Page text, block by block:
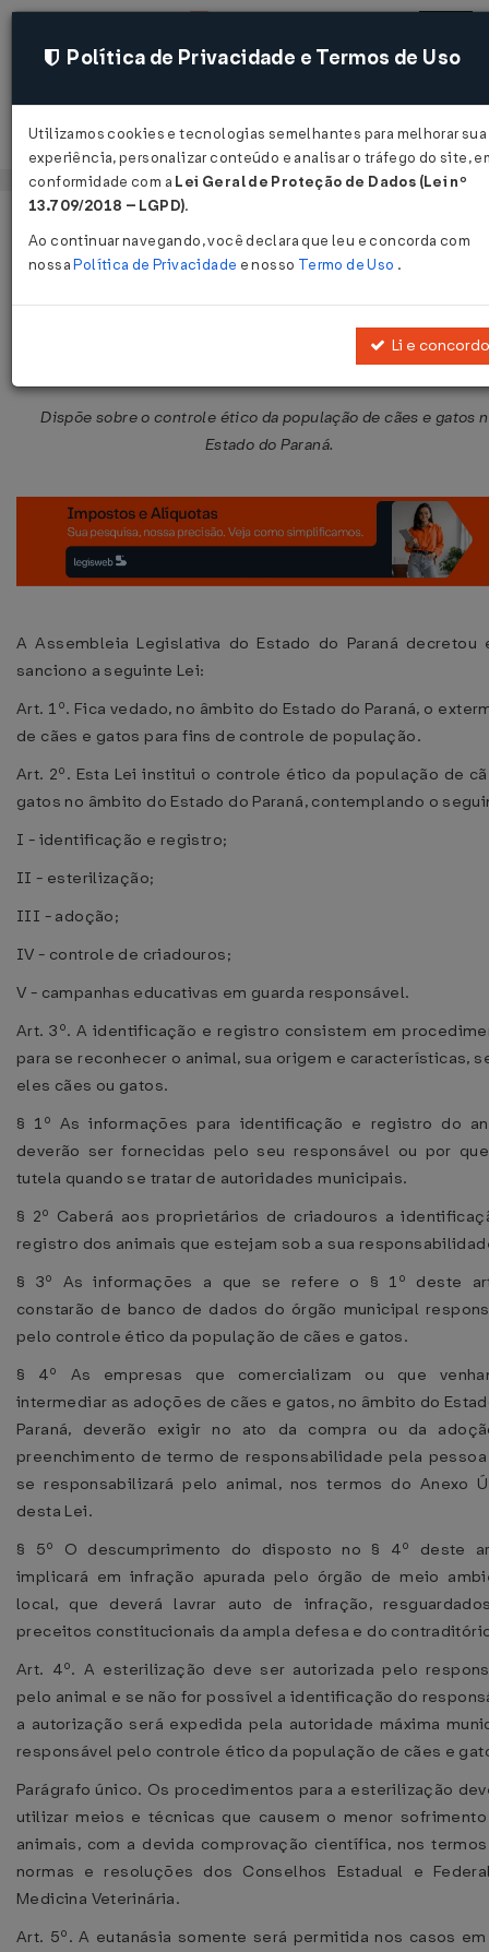
Acessar
Publicado no DOE - PR em 19 dez 2012
Dispõe sobre o controle ético da população de cães e gatos
Estado do Paraná.
A Assembleia Legislativa do Estado do Paraná decretou
sanciono a seguinte Lei:
Art. 1º. Fica vedado, no âmbito do Estado do Paraná, o
de cães e gatos para fins de controle de população.
Art. 2º. Esta Lei institui o controle ético da população de
gatos no âmbito do Estado do Paraná, contemplando o
I - identificação e registro;
II - esterilização;
III - adoção;
IV - controle de criadouros;
V - campanhas educativas em guarda responsável.
Art. 3º. A identificação e registro consistem em
para se reconhecer o animal, sua origem e características,
eles cães ou gatos.
§ 1º As informações para identificação e registro do
deverão ser fornecidas pelo seu responsável ou por
tutela quando se tratar de autoridades municipais.
§ 2º Caberá aos proprietários de criadouros a
registro dos animais que estejam sob a sua
§ 3º As informações a que se refere o § 1º deste
constarão de banco de dados do órgão municipal
pelo controle ético da população de cães e gatos.
§ 4º As empresas que comercializam ou que
intermediar as adoções de cães e gatos, no âmbito do
Paraná, deverão exigir no ato da compra ou da
preenchimento de termo de responsabilidade pela
se responsabilizará pelo animal, nos termos do Anexo
desta Lei.
§ 5º O descumprimento do disposto no § 4º deste
implicará em infração apurada pelo órgão de meio
local, que deverá lavrar auto de infração,
preceitos constitucionais da ampla defesa e do
Art. 4º. A esterilização deve ser autorizada pelo
pelo animal e se não for possível a identificação do
a autorização será expedida pela autoridade máxima
responsável pelo controle ético da população de cães e
Parágrafo único. Os procedimentos para a esterilização
utilizar meios e técnicas que causem o menor
animais, com a devida comprovação científica, nos
normas e resoluções dos Conselhos Estadual e
Medicina Veterinária.
Art. 5º. A eutanásia somente será permitida nos casos
Política de Privacidade e Termos de Uso
Utilizamos cookies e tecnologias semelhantes para melhorar sua
experiência, personalizar conteúdo e analisar o tráfego do site,
conformidade com a Lei Geral de Proteção de Dados (Lei nº
13.709/2018 – LGPD).
Ao continuar navegando, você declara que leu e concorda com
nossaPolítica de Privacidade e nosso Termo de Uso .
Li e concordo